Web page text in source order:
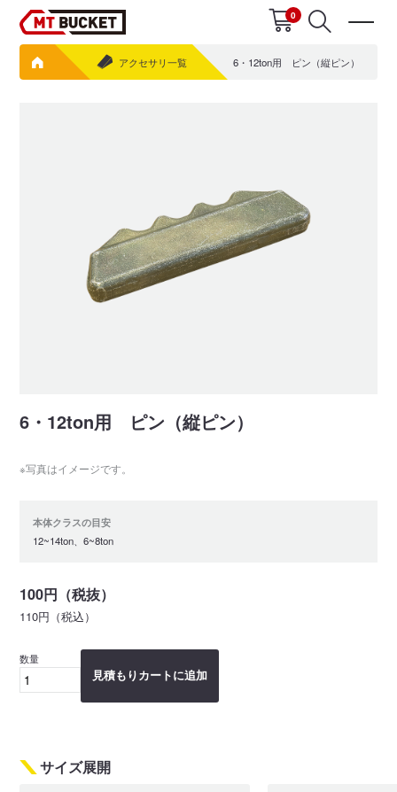
0
アクセサリ一覧 6・12ton用 ピン（縦ピン）
6・12ton用 ピン（縦ピン）
※写真はイメージです。
本体クラスの目安
12~14ton、6~8ton
100円（税抜）
110円（税込）
数量
見積もりカートに追加
サイズ展開